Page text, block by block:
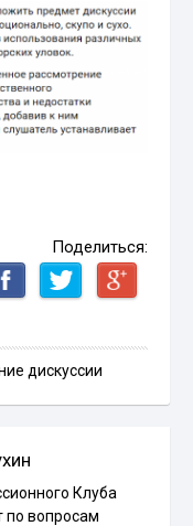
Поделиться:
дискуссии
Клуба
по вопросам